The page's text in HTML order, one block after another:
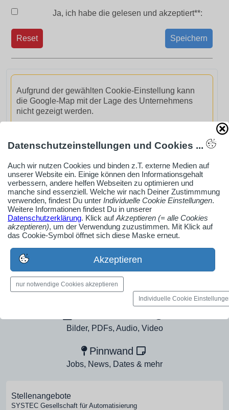
Ja, ich habe die gelesen und akzeptiert**:
Speichern
Reset
Aufgrund der gewählten Cookie-Einstellung kann
die Google-Map mit der Lage des Unternehmens
nicht gezeigt werden.
AdSense smARTe inArticle-Anzeige aktivieren
Ob Solo-Selbsständiger, Handwerksbetrieb oder
Industrieunternehmen
Erstelle jetzt ein gratis Firmenprofil für dein Unternehmen:
jetzt registrieren
Bilder, PDFs, Audio, Video
Pinnwand
Jobs, News, Dates & mehr
Stellenangebote
SYSTEC Gesellschaft für Automatisierung
Datenschutzeinstellungen und Cookies ...
Auch wir nutzen Cookies und binden z.T. externe Medien auf
unserer Website ein. Einige können den Informationsgehalt
verbessern, andere helfen Webseiten zu optimieren und
manche sind essenziell. Welche wir nach Deiner Zustimmmung
verwenden, findest Du unter Individuelle Cookie Einstellungen.
Weitere Informationen findest Du in unserer
Datenschutzerklärung. Klick aufAkzeptieren (= alle Cookies
akzeptieren), um der Verwendung zuzustimmen. Mit Klick auf
das Cookie-Symbol öffnet sich diese Maske erneut.
Akzeptieren
nur notwendige Cookies akzeptieren
Individuelle Cookie